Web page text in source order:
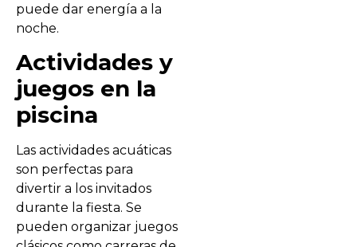
puede dar energía a la
noche.
Actividades y
juegos en la
piscina
Las actividades acuáticas
son perfectas para
divertir a los invitados
durante la fiesta. Se
pueden organizar juegos